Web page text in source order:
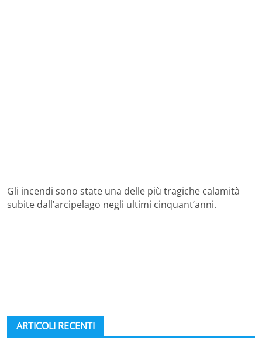
Gli incendi sono state una delle più tragiche calamità
subite dall’arcipelago negli ultimi cinquant’anni.
ARTICOLI RECENTI